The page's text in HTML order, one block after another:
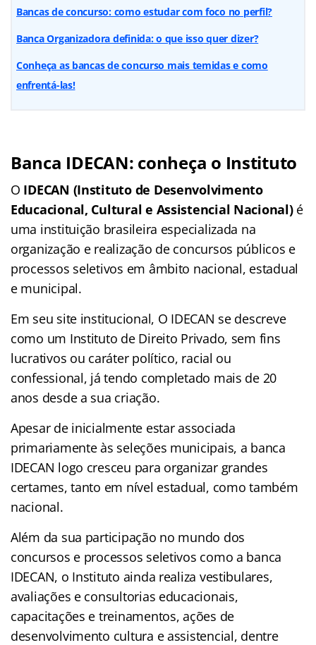
Bancas de concurso: como estudar com foco no perfil?
Banca Organizadora definida: o que isso quer dizer?
Conheça as bancas de concurso mais temidas e como
enfrentá-las!
Banca IDECAN: conheça o Instituto
O IDECAN (Instituto de Desenvolvimento
Educacional, Cultural e Assistencial Nacional) é
uma instituição brasileira especializada na
organização e realização de concursos públicos e
processos seletivos em âmbito nacional, estadual
e municipal.
Em seu site institucional, O IDECAN se descreve
como um Instituto de Direito Privado, sem fins
lucrativos ou caráter político, racial ou
confessional, já tendo completado mais de 20
anos desde a sua criação.
Apesar de inicialmente estar associada
primariamente às seleções municipais, a banca
IDECAN logo cresceu para organizar grandes
certames, tanto em nível estadual, como também
nacional.
Além da sua participação no mundo dos
concursos e processos seletivos como a banca
IDECAN, o Instituto ainda realiza vestibulares,
avaliações e consultorias educacionais,
capacitações e treinamentos, ações de
desenvolvimento cultura e assistencial, dentre